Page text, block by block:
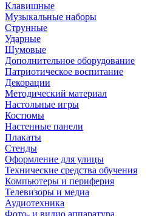
Клавишные
Музыкальные наборы
Струнные
Ударные
Шумовые
Дополнительное оборудование
Патриотическое воспитание
Декорации
Методический материал
Настольные игры
Костюмы
Настенные панели
Плакаты
Стенды
Оформление для улицы
Технические средства обучения
Компьютеры и периферия
Телевизоры и медиа
Аудиотехника
Фото- и видио аппаратура